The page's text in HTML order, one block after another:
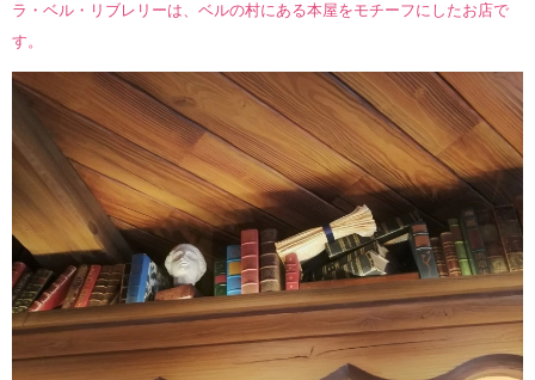
ラ・ベル・リブレリーは、ベルの村にある本屋をモチーフにしたお店で
す。